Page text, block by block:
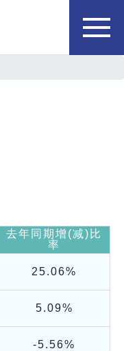
去年同期增(减)比
率
25.06%
5.09%
-5.56%